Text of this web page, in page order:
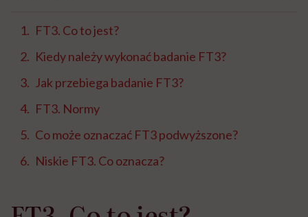
FT3. Co to jest?
Kiedy należy wykonać badanie FT3?
Jak przebiega badanie FT3?
FT3. Normy
Co może oznaczać FT3 podwyższone?
Niskie FT3. Co oznacza?